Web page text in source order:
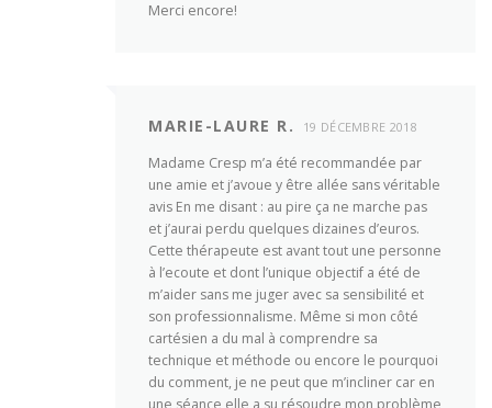
Merci encore!
MARIE-LAURE R. 19 DÉCEMBRE 2018
Madame Cresp m’a été recommandée par
une amie et j’avoue y être allée sans véritable
avis En me disant : au pire ça ne marche pas
et j’aurai perdu quelques dizaines d’euros.
Cette thérapeute est avant tout une personne
à l’ecoute et dont l’unique objectif a été de
m’aider sans me juger avec sa sensibilité et
son professionnalisme. Même si mon côté
cartésien a du mal à comprendre sa
technique et méthode ou encore le pourquoi
du comment, je ne peut que m’incliner car en